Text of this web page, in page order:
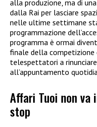
alla produzione, ma di
dalla Rai per lasciare
nelle ultime settimane
programmazione
programma è ormai
finale della competizione
telespettatori a
all’appuntamento
Affari Tuoi non va
stop